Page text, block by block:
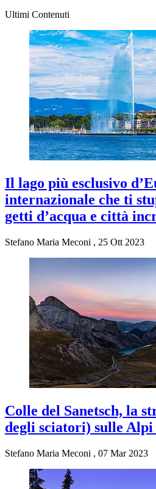
Ultimi Contenuti
Il lago più esclusivo
internazionale che ti
getti d’acqua e città
Stefano Maria Meconi , 25 Ott 2023
Colle del Sanetsch, la
degli sciatori) sulle Alpi
Stefano Maria Meconi , 07 Mar 2023